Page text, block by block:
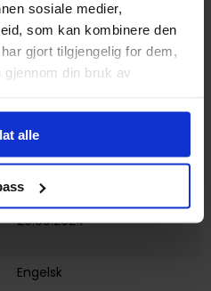
sosiale medier,
som kan kombinere den
gjort tilgjengelig for dem,
din bruk av
alle
195166258607
Booster Display
Duskmourn House of Horror
Magic the Gathering
Wizards of the Coast
20.09.2024
Engelsk